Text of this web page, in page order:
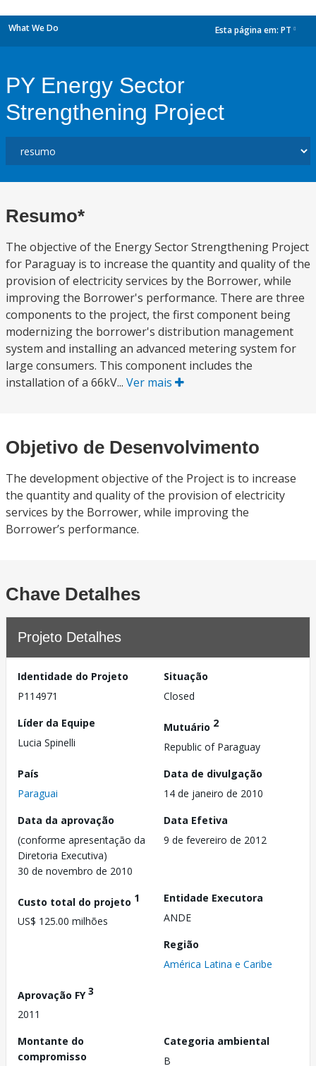
What We Do Esta página em: PT
PY Energy Sector
Strengthening Project
Resumo*
The objective of the Energy Sector Strengthening Project
for Paraguay is to increase the quantity and quality of the
provision of electricity services by the Borrower, while
improving the Borrower's performance. There are three
components to the project, the first component being
modernizing the borrower's distribution management
system and installing an advanced metering system for
large consumers. This component includes the
installation of a 66kV... Ver mais
Objetivo de Desenvolvimento
The development objective of the Project is to increase
the quantity and quality of the provision of electricity
services by the Borrower, while improving the
Borrower’s performance.
Chave Detalhes
Projeto Detalhes
Identidade do Projeto
P114971
Situação
Closed
Líder da Equipe
Lucia Spinelli
Mutuário 2
Republic of Paraguay
País
Paraguai
Data de divulgação
14 de janeiro de 2010
Data da aprovação
(conforme apresentação da
Diretoria Executiva)
30 de novembro de 2010
Data Efetiva
9 de fevereiro de 2012
Custo total do projeto 1
US$ 125.00 milhões
Entidade Executora
ANDE
Região
América Latina e Caribe
Aprovação FY3
2011
Montante do
compromisso
Categoria ambiental
B